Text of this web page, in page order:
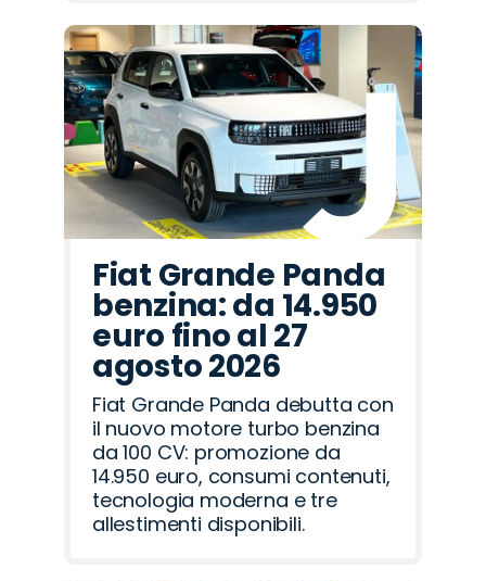
Fiat Grande Panda
benzina: da 14.950
euro fino al 27
agosto 2026
Fiat Grande Panda debutta con
il nuovo motore turbo benzina
da 100 CV: promozione da
14.950 euro, consumi contenuti,
tecnologia moderna e tre
allestimenti disponibili.